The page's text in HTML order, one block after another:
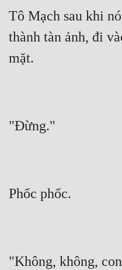
Tô Mạch sau khi
thành tàn ảnh, đi
mặt.
"Đừng."
Phốc phốc.
"Không, không,